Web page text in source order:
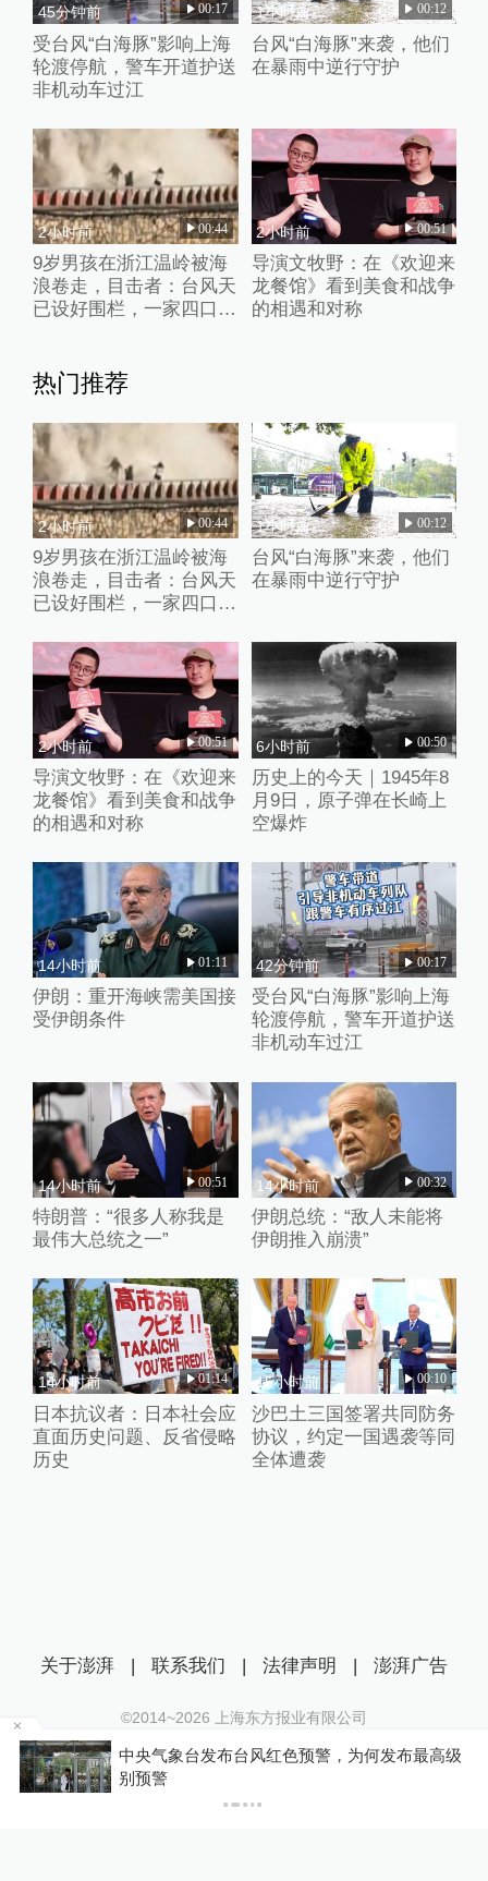
45分钟前 00:17
受台风“白海豚”影响上海
轮渡停航，警车开道护送
非机动车过江
1小时前 00:12
台风“白海豚”来袭，他们
在暴雨中逆行守护
2小时前 00:44
9岁男孩在浙江温岭被海
浪卷走，目击者：台风天
已设好围栏，一家四口翻
2小时前 00:51
导演文牧野：在《欢迎来
龙餐馆》看到美食和战争
的相遇和对称
热门推荐
2小时前 00:44
9岁男孩在浙江温岭被海
浪卷走，目击者：台风天
已设好围栏，一家四口翻
1小时前 00:12
台风“白海豚”来袭，他们
在暴雨中逆行守护
2小时前 00:51
导演文牧野：在《欢迎来
龙餐馆》看到美食和战争
的相遇和对称
6小时前 00:50
历史上的今天｜1945年8
月9日，原子弹在长崎上
空爆炸
14小时前 01:11
伊朗：重开海峡需美国接
受伊朗条件
42分钟前 00:17
受台风“白海豚”影响上海
轮渡停航，警车开道护送
非机动车过江
14小时前 00:51
特朗普：“很多人称我是
最伟大总统之一”
14小时前 00:32
伊朗总统：“敌人未能将
伊朗推入崩溃”
14小时前 01:14
日本抗议者：日本社会应
直面历史问题、反省侵略
历史
15小时前 00:10
沙巴土三国签署共同防务
协议，约定一国遇袭等同
全体遭袭
中央气象台发布台风红色预警，为何发布最高级
别预警
关于澎湃 | 联系我们 | 法律声明 | 澎湃广告
©2014~2026 上海东方报业有限公司
沪ICP证：沪B2-20170116 | 沪ICP备14003370号
互联网新闻信息服务许可证：31120170006
沪公网安备 31010602000299号